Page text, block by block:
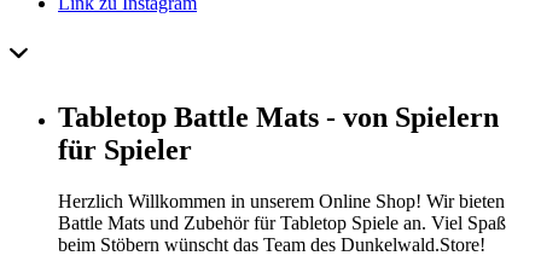
Tabletop Battle Mats - von Spielern
für Spieler
Herzlich Willkommen in unserem Online Shop! Wir bieten
Battle Mats und Zubehör für Tabletop Spiele an. Viel Spaß
beim Stöbern wünscht das Team des Dunkelwald.Store!